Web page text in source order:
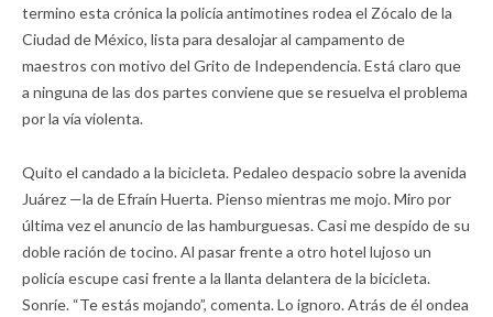
termino esta crónica la policía antimotines rodea el Zócalo de la
Ciudad de México, lista para desalojar al campamento de
maestros con motivo del Grito de Independencia. Está claro que
a ninguna de las dos partes conviene que se resuelva el problema
por la vía violenta.
Quito el candado a la bicicleta. Pedaleo despacio sobre la avenida
Juárez —la de Efraín Huerta. Pienso mientras me mojo. Miro por
última vez el anuncio de las hamburguesas. Casi me despido de su
doble ración de tocino. Al pasar frente a otro hotel lujoso un
policía escupe casi frente a la llanta delantera de la bicicleta.
Sonríe. “Te estás mojando”, comenta. Lo ignoro. Atrás de él ondea